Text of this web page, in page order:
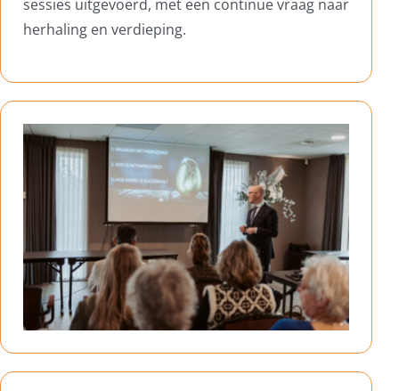
sessies uitgevoerd, met een continue vraag naar
herhaling en verdieping.